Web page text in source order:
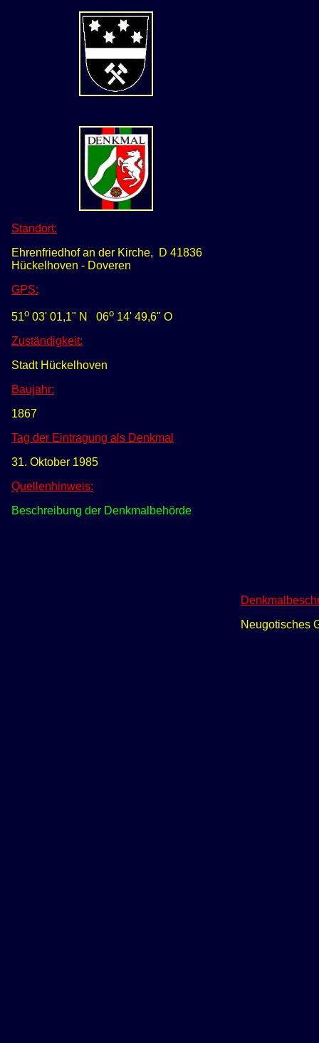
Standort:
Ehrenfriedhof an der Kirche, D 41836
Hückelhoven - Doveren
GPS:
51o 03' 01,1" N 06o 14' 49,6" O
Zuständigkeit:
Stadt Hückelhoven
Baujahr:
1867
Tag der Eintragung als Denkmal
31. Oktober 1985
Quellenhinweis:
Beschreibung der Denkmalbehörde
Neugotisches